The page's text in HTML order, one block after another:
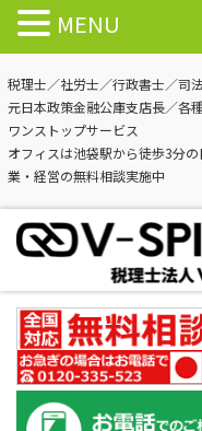
税理士／社労士／行政書士／司
元日本政策金融公庫支店長／各
ワンストップサービス
オフィスは池袋駅から徒歩3分
業・経営の無料相談実施中
MENU